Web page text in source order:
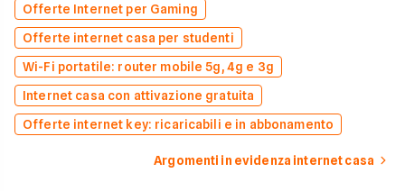
Offerte Internet per Gaming
Offerte internet casa per studenti
Wi-Fi portatile: router mobile 5g, 4g e 3g
Internet casa con attivazione gratuita
Offerte internet key: ricaricabili e in abbonamento
Argomenti in evidenza internet casa